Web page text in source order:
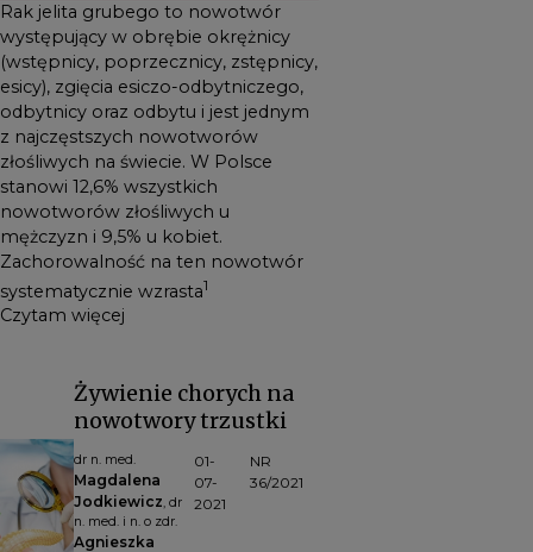
Rak jelita grubego to nowotwór
występujący w obrębie okrężnicy
(wstępnicy, poprzecznicy, zstępnicy,
esicy), zgięcia esiczo-odbytniczego,
odbytnicy oraz odbytu i jest jednym
z najczęstszych nowotworów
złośliwych na świecie. W Polsce
stanowi 12,6% wszystkich
nowotworów złośliwych u
mężczyzn i 9,5% u kobiet.
Zachorowalność na ten nowotwór
systematycznie wzrasta1
Czytam więcej
Żywienie chorych na
nowotwory trzustki
dr n. med.
Magdalena
Jodkiewicz , dr
n. med. i n. o zdr.
Agnieszka
01-
07-
2021
NR
36/2021